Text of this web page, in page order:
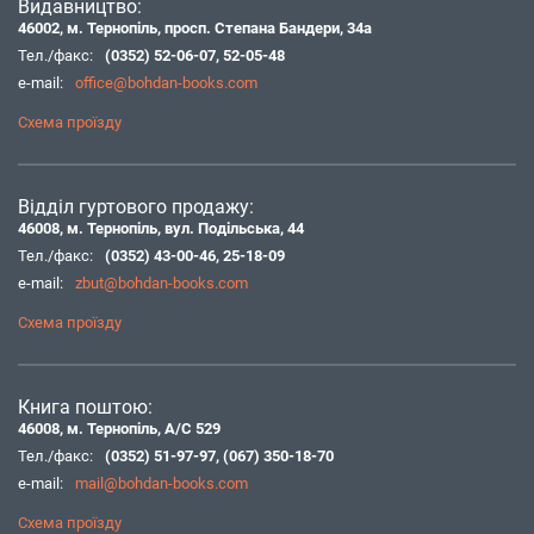
Видавництво:
46002, м. Тернопіль, просп. Степана Бандери, 34а
Тел./факс:
(0352) 52-06-07, 52-05-48
e-mail:
office@bohdan-books.com
Схема проїзду
Відділ гуртового продажу:
46008, м. Тернопіль, вул. Подільська, 44
Тел./факс:
(0352) 43-00-46, 25-18-09
e-mail:
zbut@bohdan-books.com
Схема проїзду
Книга поштою:
46008, м. Тернопіль, А/С 529
Тел./факс:
(0352) 51-97-97, (067) 350-18-70
e-mail:
mail@bohdan-books.com
Схема проїзду